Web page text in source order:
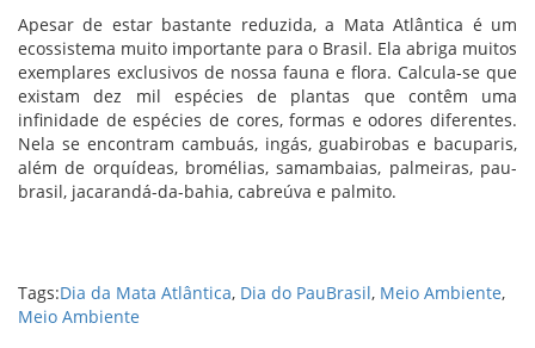
Apesar de estar bastante reduzida, a Mata Atlântica é um
ecossistema muito importante para o Brasil. Ela abriga muitos
exemplares exclusivos de nossa fauna e flora. Calcula-se que
existam dez mil espécies de plantas que contêm uma
infinidade de espécies de cores, formas e odores diferentes.
Nela se encontram cambuás, ingás, guabirobas e bacuparis,
além de orquídeas, bromélias, samambaias, palmeiras, pau-
brasil, jacarandá-da-bahia, cabreúva e palmito.
Tags:Dia da Mata Atlântica, Dia do PauBrasil, Meio Ambiente,
Meio Ambiente